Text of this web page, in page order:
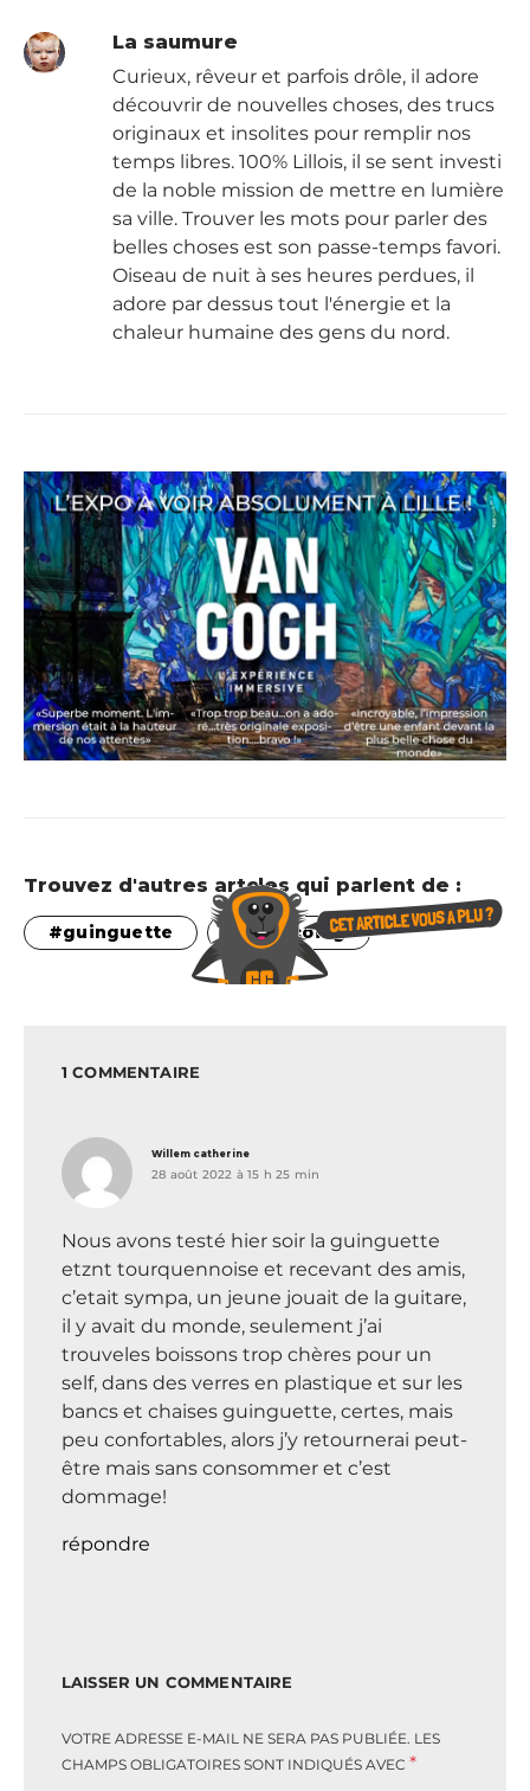
La saumure
Curieux, rêveur et parfois drôle, il adore
découvrir de nouvelles choses, des trucs
originaux et insolites pour remplir nos
temps libres. 100% Lillois, il se sent investi
de la noble mission de mettre en lumière
sa ville. Trouver les mots pour parler des
belles choses est son passe-temps favori.
Oiseau de nuit à ses heures perdues, il
adore par dessus tout l'énergie et la
chaleur humaine des gens du nord.
Trouvez d'autres artcles qui parlent de :
guinguette Tourcoing
1 COMMENTAIRE
Willem catherine
28 août 2022 à 15 h 25 min
Nous avons testé hier soir la guinguette
etznt tourquennoise et recevant des amis,
c’etait sympa, un jeune jouait de la guitare,
il y avait du monde, seulement j’ai
trouveles boissons trop chères pour un
self, dans des verres en plastique et sur les
bancs et chaises guinguette, certes, mais
peu confortables, alors j’y retournerai peut-
être mais sans consommer et c’est
dommage!
répondre
LAISSER UN COMMENTAIRE
VOTRE ADRESSE E-MAIL NE SERA PAS PUBLIÉE. LES
CHAMPS OBLIGATOIRES SONT INDIQUÉS AVEC *